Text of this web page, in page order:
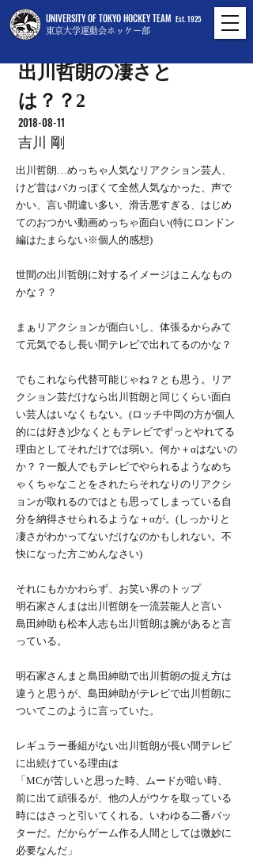
UNIVERSITY OF TOKYO HOCKEY TEAM
東京大学運動会ホッケー部
Est. 1925
出川哲朗の凄さと
は？？2
2018-08-11
吉川 剛
出川哲朗…めっちゃ人気なリアクション芸人、
けど昔はバカっぽくて全然人気なかった、声で
かい、言い間違い多い、滑舌悪すぎる、はじめ
てのおつかい動画めっちゃ面白い(特にロンドン
編はたまらない※個人的感想)
世間の出川哲朗に対するイメージはこんなもの
かな？？
まぁリアクションが面白いし、体張るからみて
て元気でるし長い間テレビで出れてるのかな？
でもこれなら代替可能じゃね？とも思う。リア
クション芸だけなら出川哲朗と同じくらい面白
い芸人はいなくもない。(ロッチ中岡の方が個人
的には好き)少なくともテレビでずっとやれてる
理由としてそれだけでは弱い。何か＋αはないの
か？？一般人でもテレビでやられるようなめち
ゃくちゃなことをされたらそれなりのリアクシ
ョンが取れるのではとも思ってしまっている自
分を納得させられるような＋αが。(しっかりと
凄さがわかってないだけなのかもしれない。不
快になった方ごめんなさい)
それにもかかわらず、お笑い界のトップ
明石家さんまは出川哲朗を一流芸能人と言い
島田紳助も松本人志も出川哲朗は腕があると言
っている。
明石家さんまと島田紳助で出川哲朗の捉え方は
違うと思うが、島田紳助がテレビで出川哲朗に
ついてこのように言っていた。
レギュラー番組がない出川哲朗が長い間テレビ
に出続けている理由は
「MCが苦しいと思った時、ムードが暗い時、
前に出て頑張るが、他の人がウケを取っている
時にはさっと引いてくれる。いわゆる二番バッ
ターだ。だからゲーム作る人間としては微妙に
必要なんだ」